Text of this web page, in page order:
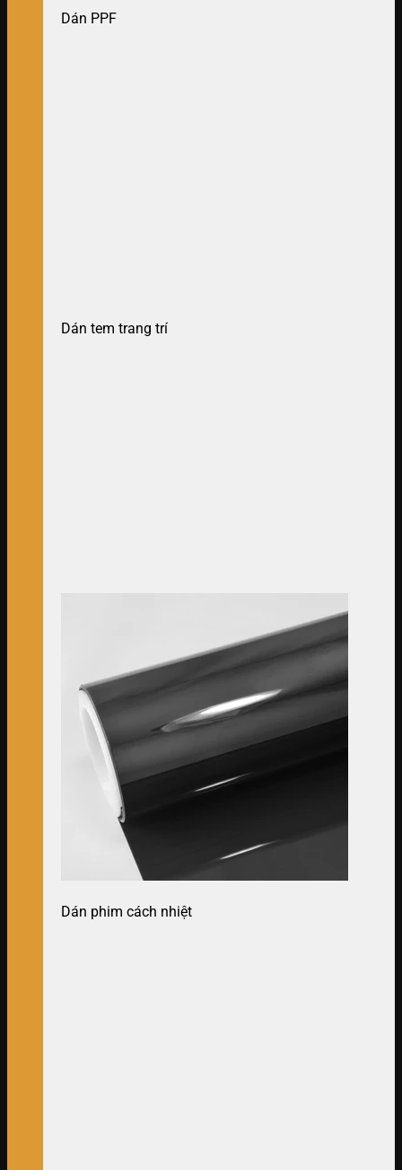
Dán PPF
Dán tem trang trí
Dán phim cách nhiệt